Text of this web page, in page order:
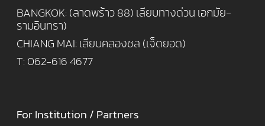
BANGKOK: (ลาดพร้าว 88) เลียบทางด่วน เอกมัย-
รามอินทรา)
CHIANG MAI: เลียบคลองชล (เจ็ดยอด)
T: 062-616 4677
For Institution / Partners